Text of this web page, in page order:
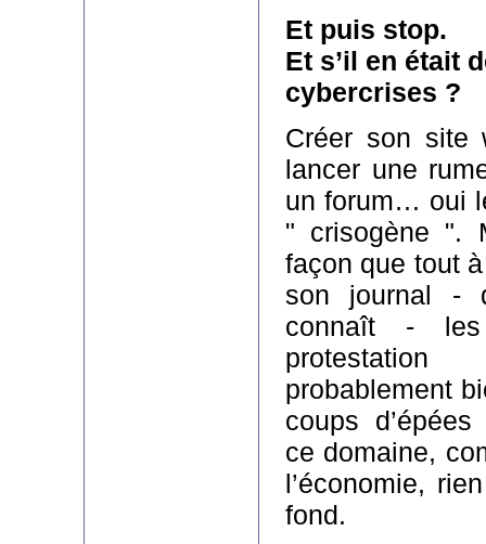
Et puis stop.
Et s’il en était
cybercrises ?
Créer son site
lancer une
un forum… oui
" crisogène ".
façon que tout
son journal -
connaît -
probablement
coups
ce domaine,
l’économie,
fond.